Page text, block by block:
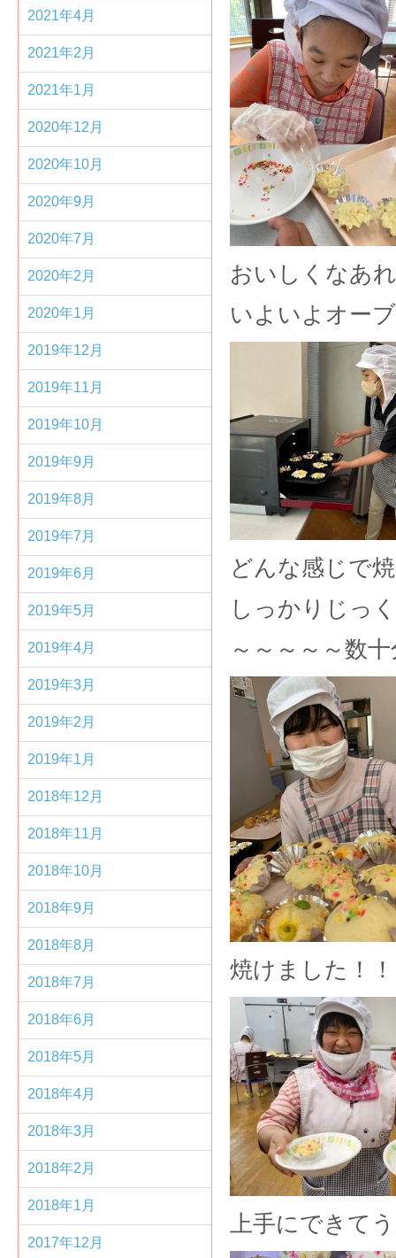
おいしくなあ
いよいよオー
どんな感じで
しっかりじっ
～～～～～数
焼けました！
上手にできて
2021年4月
2021年2月
2021年1月
2020年12月
2020年10月
2020年9月
2020年7月
2020年2月
2020年1月
2019年12月
2019年11月
2019年10月
2019年9月
2019年8月
2019年7月
2019年6月
2019年5月
2019年4月
2019年3月
2019年2月
2019年1月
2018年12月
2018年11月
2018年10月
2018年9月
2018年8月
2018年7月
2018年6月
2018年5月
2018年4月
2018年3月
2018年2月
2018年1月
2017年12月